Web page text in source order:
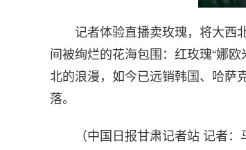
记者体验直播卖玫瑰，将大西
间被绚烂的花海包围：红玫瑰“娜
北的浪漫，如今已远销韩国、哈萨
落。
（中国日报甘肃记者站 记者：